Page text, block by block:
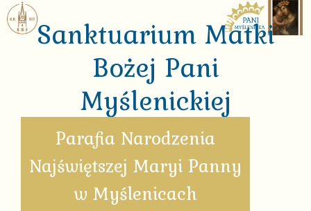
Skip to main content
Sanktuarium Matki
Bożej Pani
Myślenickiej
Parafia Narodzenia
Najświętszej Maryi Panny
w Myślenicach